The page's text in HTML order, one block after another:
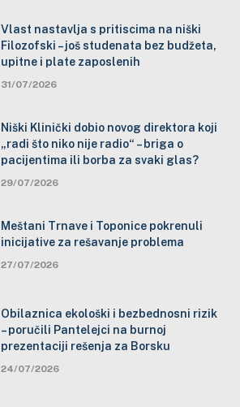
Vlast nastavlja s pritiscima na niški
Filozofski – još studenata bez budžeta,
upitne i plate zaposlenih
31/07/2026
Niški Klinički dobio novog direktora koji
„radi što niko nije radio“ – briga o
pacijentima ili borba za svaki glas?
29/07/2026
Meštani Trnave i Toponice pokrenuli
inicijative za rešavanje problema
27/07/2026
Obilaznica ekološki i bezbednosni rizik
– poručili Pantelejci na burnoj
prezentaciji rešenja za Borsku
24/07/2026